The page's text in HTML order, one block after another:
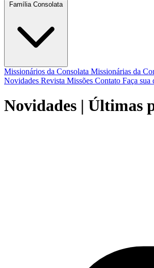
Família Consolata
Missionários da Consolata Missionárias da
Novidades Revista Missões Contato Faça sua
Novidades | Últimas